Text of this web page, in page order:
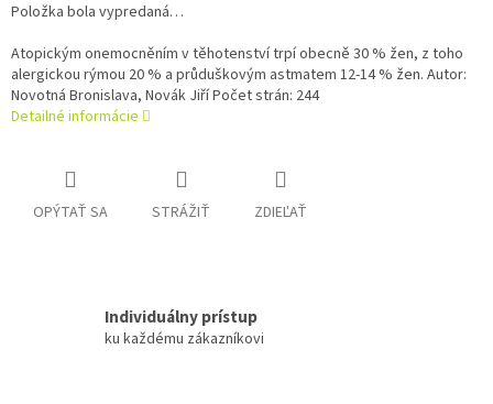
Položka bola vypredaná…
Atopickým onemocněním v těhotenství trpí obecně 30 % žen, z toho
alergickou rýmou 20 % a průduškovým astmatem 12-14 % žen. Autor:
Novotná Bronislava, Novák Jiří Počet strán: 244
Detailné informácie
OPÝTAŤ SA STRÁŽIŤ ZDIEĽAŤ
Individuálny prístup
ku každému zákazníkovi